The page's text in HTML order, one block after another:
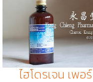
ไฮโดรเจน เพอร์